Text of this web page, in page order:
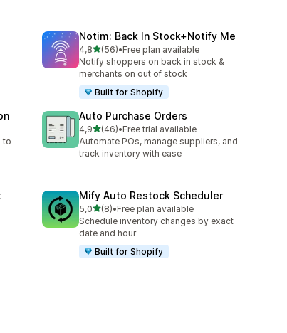
Notim: Back In Stock+Notify Me
4,8na 5 gwiazdek
(56)
Łączna liczba recenzji: 56
•Free plan available
Notify shoppers on back in stock &
merchants on out of stock
Built for Shopify
to
Auto Purchase Orders
4,9na 5 gwiazdek
(46)
Łączna liczba recenzji: 46
•Free trial available
Automate POs, manage suppliers, and
track inventory with ease
Mify Auto Restock Scheduler
5,0na 5 gwiazdek
(8)
Łączna liczba recenzji: 8
•Free plan available
Schedule inventory changes by exact
date and hour
Built for Shopify